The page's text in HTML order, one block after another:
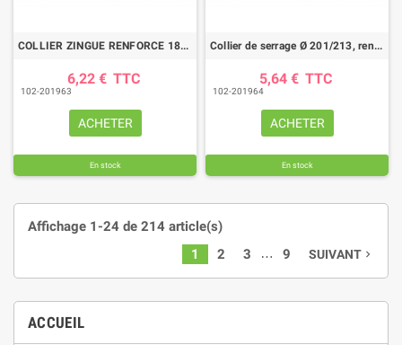
ACCUEIL
COLLIER ZINGUE RENFORCE 188/200
6,22 € TTC
102-201963
ACHETER
En stock
Collier de serrage Ø 201/213, renforcé zingué
5,64 € TTC
102-201964
ACHETER
En stock
Affichage 1-24 de 214 article(s)
1
2 3 … 9 SUIVANT navigate_next